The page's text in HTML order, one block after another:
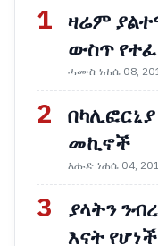
1 ዛሬም
ውስጥ
ሓሙስ ነሐሴ 08,
2
መኪኖች
እሑድ ነሐሴ 04,
3
ያላትን
እናት